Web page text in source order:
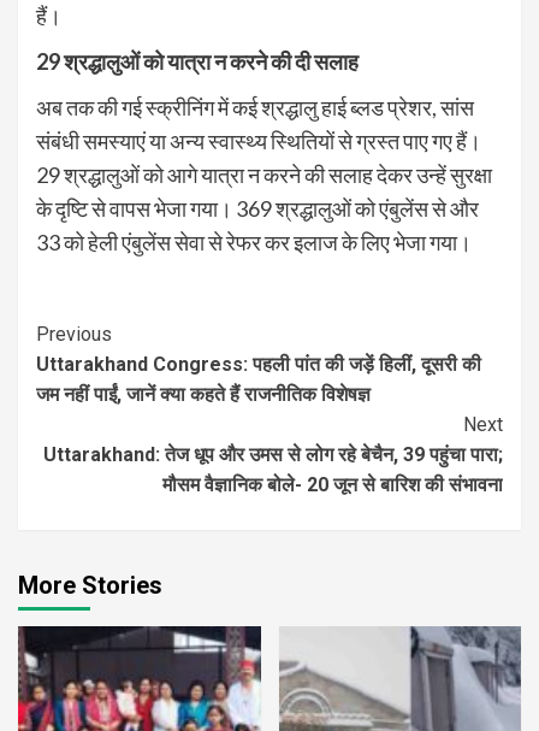
हैं।
29श्रद्धालुओं को यात्रा न करने की दी सलाह
अब तक की गई स्क्रीनिंग में कई श्रद्धालु हाई ब्लड प्रेशर, सांस
संबंधी समस्याएं या अन्य स्वास्थ्य स्थितियों से ग्रस्त पाए गए हैं।
29 श्रद्धालुओं को आगे यात्रा न करने की सलाह देकर उन्हें सुरक्षा
के दृष्टि से वापस भेजा गया। 369 श्रद्धालुओं को एंबुलेंस से और
33 को हेली एंबुलेंस सेवा से रेफर कर इलाज के लिए भेजा गया।
Continue
Reading
Previous
Uttarakhand Congress: पहली पांत की जड़ें हिलीं, दूसरी की
जम नहीं पाईं, जानें क्या कहते हैं राजनीतिक विशेषज्ञ
Next
Uttarakhand: तेज धूप और उमस से लोग रहे बेचैन, 39 पहुंचा पारा;
मौसम वैज्ञानिक बोले- 20 जून से बारिश की संभावना
More Stories